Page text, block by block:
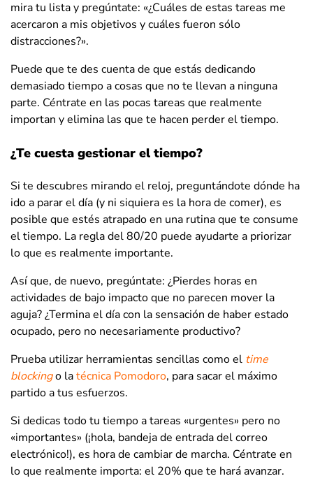
mira tu lista y pregúntate: «¿Cuáles de estas tareas me
acercaron a mis objetivos y cuáles fueron sólo
distracciones?».
Puede que te des cuenta de que estás dedicando
demasiado tiempo a cosas que no te llevan a ninguna
parte. Céntrate en las pocas tareas que realmente
importan y elimina las que te hacen perder el tiempo.
¿Te cuesta gestionar el tiempo?
Si te descubres mirando el reloj, preguntándote dónde ha
ido a parar el día (y ni siquiera es la hora de comer), es
posible que estés atrapado en una rutina que te consume
el tiempo. La regla del 80/20 puede ayudarte a priorizar
lo que es realmente importante.
Así que, de nuevo, pregúntate: ¿Pierdes horas en
actividades de bajo impacto que no parecen mover la
aguja? ¿Termina el día con la sensación de haber estado
ocupado, pero no necesariamente productivo?
Prueba utilizar herramientas sencillas como el time
blockingo latécnica Pomodoro, para sacar el máximo
partido a tus esfuerzos.
Si dedicas todo tu tiempo a tareas «urgentes» pero no
«importantes» (¡hola, bandeja de entrada del correo
electrónico!), es hora de cambiar de marcha. Céntrate en
lo que realmente importa: el 20% que te hará avanzar.